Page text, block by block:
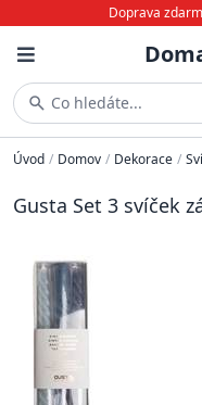
Doprava
Co hledáte...
Úvod / Domov / Dekorace /
Gusta Set 3 svíček